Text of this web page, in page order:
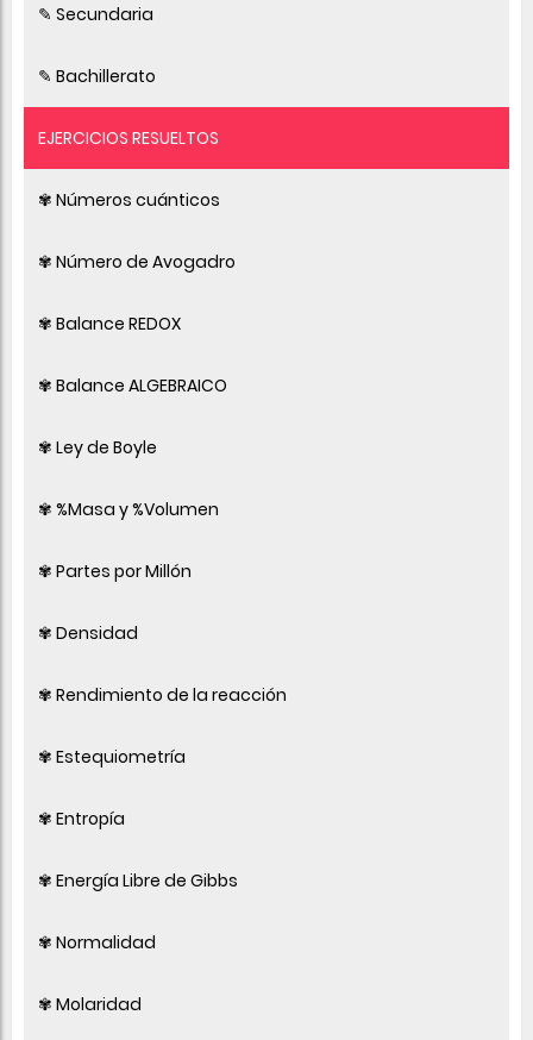
✎ Secundaria
✎ Bachillerato
EJERCICIOS RESUELTOS
✾ Números cuánticos
✾ Número de Avogadro
✾ Balance REDOX
✾ Balance ALGEBRAICO
✾ Ley de Boyle
✾ %Masa y %Volumen
✾ Partes por Millón
✾ Densidad
✾ Rendimiento de la reacción
✾ Estequiometría
✾ Entropía
✾ Energía Libre de Gibbs
✾ Normalidad
✾ Molaridad